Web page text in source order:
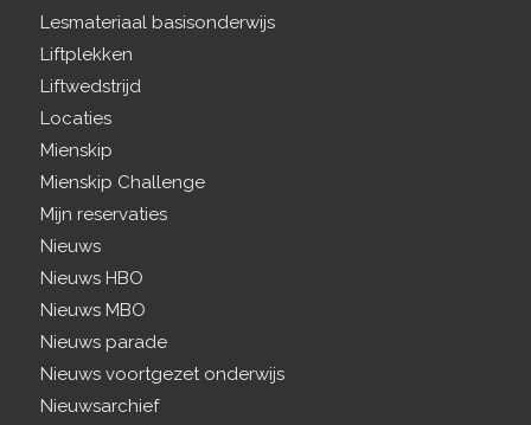
Lesmateriaal basisonderwijs
Liftplekken
Liftwedstrijd
Locaties
Mienskip
Mienskip Challenge
Mijn reservaties
Nieuws
Nieuws HBO
Nieuws MBO
Nieuws parade
Nieuws voortgezet onderwijs
Nieuwsarchief